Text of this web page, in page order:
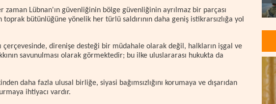
zaman Lübnan'ın güvenliğinin bölge güvenliğinin ayrılmaz bir parçası
bütünlüğüne yönelik her türlü saldırının daha geniş istikrarsızlığa yol
çerçevesinde, direnişe desteği bir müdahale olarak değil, halkların işgal ve
savunulması olarak görmektedir; bu ilke uluslararası hukukta da
daha fazla ulusal birliğe, siyasi bağımsızlığını korumaya ve dışarıdan
ihtiyacı vardır.